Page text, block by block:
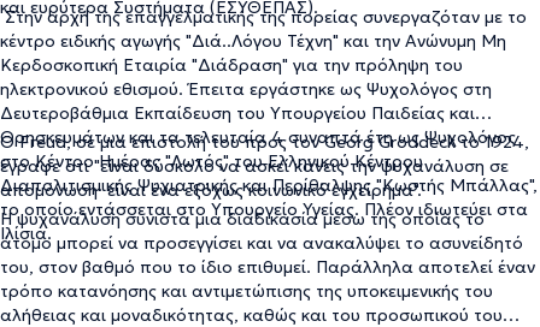
και ευρύτερα Συστήματα (ΕΣΥΘΕΠΑΣ).
Στην αρχή της επαγγελματικής της πορείας συνεργαζόταν με το
κέντρο ειδικής αγωγής "Διά..Λόγου Τέχνη" και την Ανώνυμη Μη
Κερδοσκοπική Εταιρία "Διάδραση" για την πρόληψη του
ηλεκτρονικού εθισμού. Έπειτα εργάστηκε ως Ψυχολόγος στη
Δευτεροβάθμια Εκπαίδευση του Υπουργείου Παιδείας και
Θρησκευμάτων και τα τελευταία 4 συναπτά έτη ως Ψυχολόγος
στο Κέντρο Ημέρας "Λωτός" του Ελληνικού Κέντρου
Διαπολιτισμικής Ψυχιατρικής και Περίθαλψης "Κωστής Μπάλλας",
το οποίο εντάσσεται στο Υπουργείο Υγείας. Πλέον ιδιωτεύει στα
Ιλίσια.
Ο Freud, σε μια επιστολή του προς τον Georg Groddeck το 1924,
έγραφε ότι "είναι δύσκολο να ασκεί κάνεις την ψυχανάλυση σε
απομόνωση· είναι ένα εξόχως κοινωνικό εγχείρημα".
Η ψυχανάλυση συνιστά μια διαδικασία μέσω της οποίας το
άτομο μπορεί να προσεγγίσει και να ανακαλύψει το ασυνείδητό
του, στον βαθμό που το ίδιο επιθυμεί. Παράλληλα αποτελεί έναν
τρόπο κατανόησης και αντιμετώπισης της υποκειμενικής του
αλήθειας και μοναδικότητας, καθώς και του προσωπικού του